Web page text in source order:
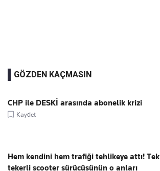
GÖZDEN KAÇMASIN
CHP ile DESKİ arasında abonelik krizi
Kaydet
Hem kendini hem trafiği tehlikeye attı! Tek
tekerli scooter sürücüsünün o anları